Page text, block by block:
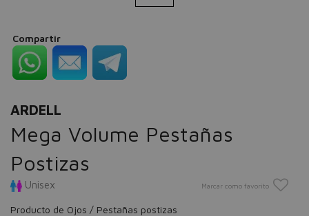
Compartir
ARDELL
Mega Volume Pestañas
Postizas
Unisex Marcar como favorito
Producto de Ojos / Pestañas postizas